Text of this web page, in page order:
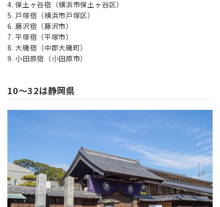
保土ヶ谷宿（横浜市保土ヶ谷区）
戸塚宿（横浜市戸塚区）
藤沢宿（藤沢市）
平塚宿（平塚市）
大磯宿（中郡大磯町）
小田原宿（小田原市）
10～32は静岡県